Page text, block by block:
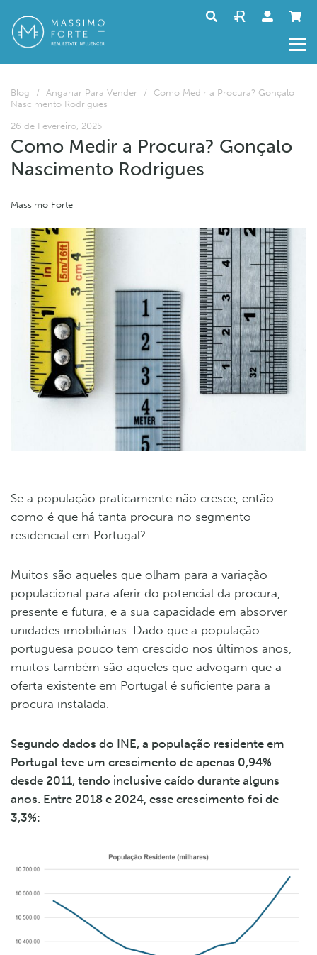
Blog / Angariar Para Vender /
Como Medir a Procura? Gonçalo
Nascimento Rodrigues
26 de Fevereiro, 2025
Como Medir a Procura? Gonçalo
Nascimento Rodrigues
Massimo Forte
Se a população praticamente não cresce, então
como é que há tanta procura no segmento
residencial em Portugal?
Muitos são aqueles que olham para a variação
populacional para aferir do potencial da procura,
presente e futura, e a sua capacidade em absorver
unidades imobiliárias. Dado que a população
portuguesa pouco tem crescido nos últimos anos,
muitos também são aqueles que advogam que a
oferta existente em Portugal é suficiente para a
procura instalada.
Segundo dados do INE, a população residente em
Portugal teve um crescimento de apenas 0,94%
desde 2011, tendo inclusive caído durante alguns
anos. Entre 2018 e 2024, esse crescimento foi de
3,3%: